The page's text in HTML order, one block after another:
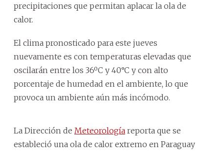
precipitaciones que permitan aplacar la ola de
calor.
El clima pronosticado para este jueves
nuevamente es con temperaturas elevadas que
oscilarán entre los 36ºC y 40°C y con alto
porcentaje de humedad en el ambiente, lo que
provoca un ambiente aún más incómodo.
La Dirección de Meteorología reporta que se
estableció una ola de calor extremo en Paraguay